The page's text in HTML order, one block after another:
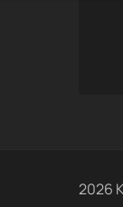
2026